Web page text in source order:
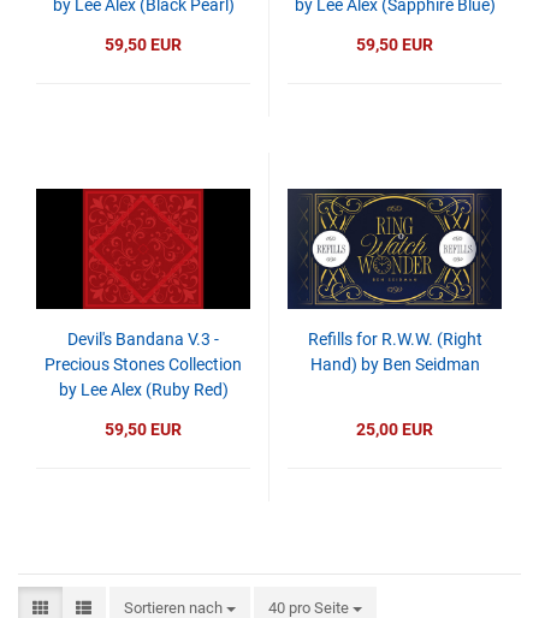
by Lee Alex (Black Pearl)
59,50 EUR
by Lee Alex (Sapphire Blue)
59,50 EUR
Devil's Bandana V.3 -
Precious Stones Collection
by Lee Alex (Ruby Red)
59,50 EUR
Refills for R.W.W. (Right
Hand) by Ben Seidman
25,00 EUR
Sortieren nach 40 pro Seite